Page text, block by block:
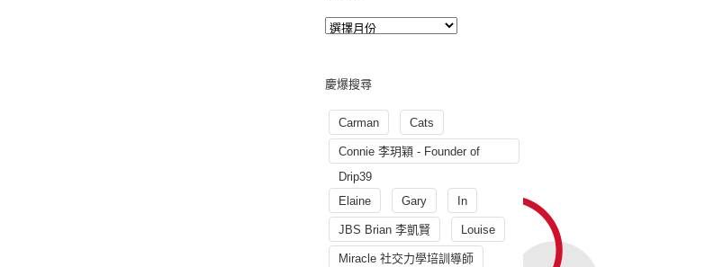
慶爆搜尋
Carman Cats
Connie 李玥穎 - Founder of
Drip39
Elaine
Gary In
JBS Brian 李凱賢 Louise
Miracle 社交力學培訓導師